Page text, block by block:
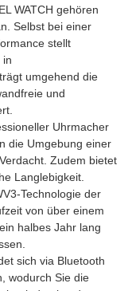
WATCH gehören
Selbst bei einer
stellt
in
umgehend die
und
Uhrmacher
die Umgebung einer
Zudem bietet
Langlebigkeit.
Technologie der
von über einem
halbes Jahr lang
sich via Bluetooth
wodurch Sie die